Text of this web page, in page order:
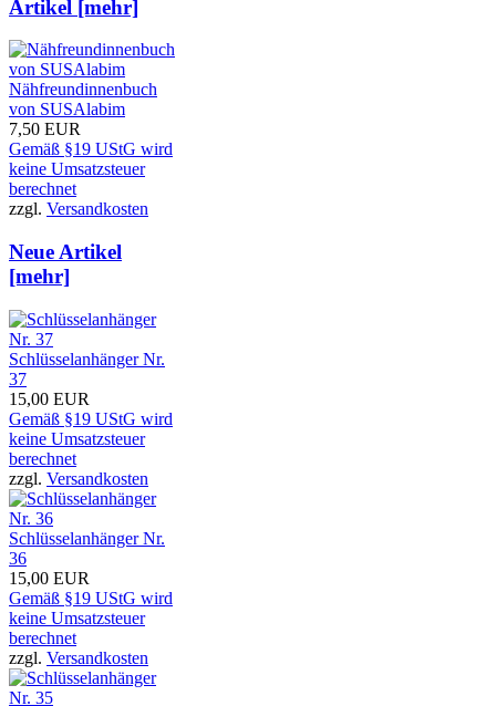
Artikel [mehr]
Nähfreundinnenbuch
von SUSAlabim
7,50 EUR
Gemäß §19 UStG wird
keine Umsatzsteuer
berechnet
zzgl. Versandkosten
Neue Artikel
[mehr]
Schlüsselanhänger Nr.
37
15,00 EUR
Gemäß §19 UStG wird
keine Umsatzsteuer
berechnet
zzgl. Versandkosten
Schlüsselanhänger Nr.
36
15,00 EUR
Gemäß §19 UStG wird
keine Umsatzsteuer
berechnet
zzgl. Versandkosten